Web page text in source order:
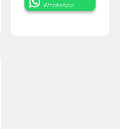
WhatsApp